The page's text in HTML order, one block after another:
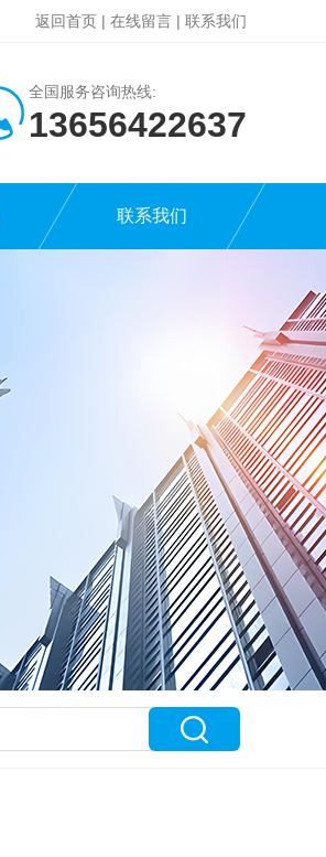
返回首页 | 在线留言 | 联系我们
全国服务咨询热线:
13656422637
联系我们